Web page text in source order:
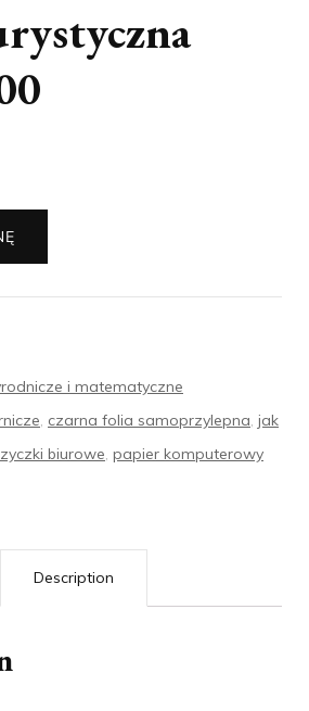
i matematyczne
, czarna folia samoprzylepna, jak
biurowe, papier komputerowy
Description